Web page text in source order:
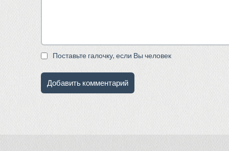
Поставьте галочку, если Вы человек